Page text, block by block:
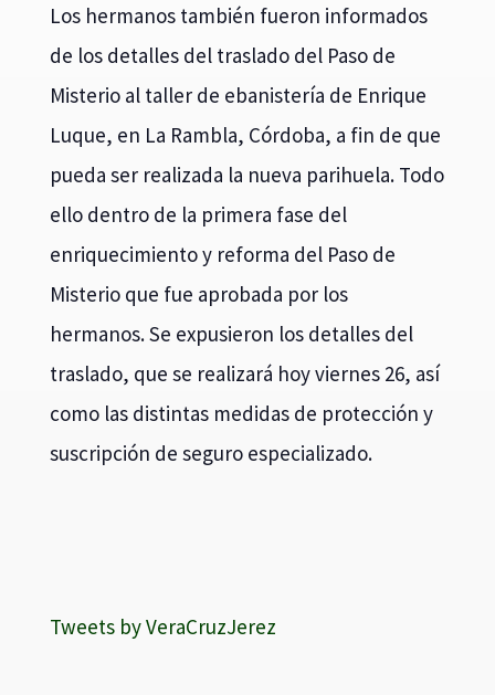
Los hermanos también fueron informados
de los detalles del traslado del Paso de
Misterio al taller de ebanistería de Enrique
Luque, en La Rambla, Córdoba, a fin de que
pueda ser realizada la nueva parihuela. Todo
ello dentro de la primera fase del
enriquecimiento y reforma del Paso de
Misterio que fue aprobada por los
hermanos. Se expusieron los detalles del
traslado, que se realizará hoy viernes 26, así
como las distintas medidas de protección y
suscripción de seguro especializado.
Tweets by VeraCruzJerez